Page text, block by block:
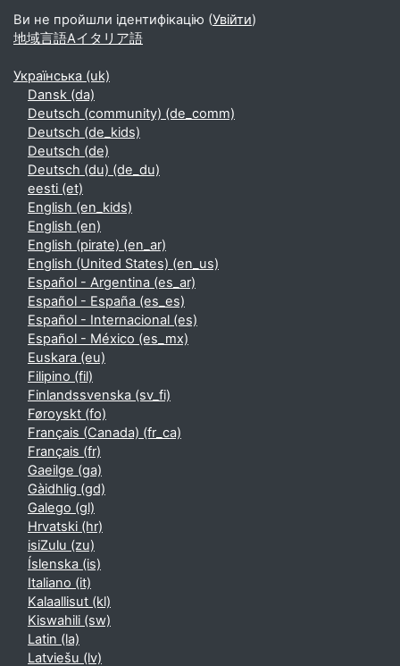
Ви не пройшли ідентифікацію (Увійти)
地域言語Aイタリア語
Українська ‎(uk)‎
Dansk ‎(da)‎
Deutsch (community) ‎(de_comm)‎
Deutsch ‎(de_kids)‎
Deutsch ‎(de)‎
Deutsch (du) ‎(de_du)‎
eesti ‎(et)‎
English ‎(en_kids)‎
English ‎(en)‎
English (pirate) ‎(en_ar)‎
English (United States) ‎(en_us)‎
Español - Argentina ‎(es_ar)‎
Español - España ‎(es_es)‎
Español - Internacional ‎(es)‎
Español - México ‎(es_mx)‎
Euskara ‎(eu)‎
Filipino ‎(fil)‎
Finlandssvenska ‎(sv_fi)‎
Føroyskt ‎(fo)‎
Français (Canada) ‎(fr_ca)‎
Français ‎(fr)‎
Gaeilge ‎(ga)‎
Gàidhlig ‎(gd)‎
Galego ‎(gl)‎
Hrvatski ‎(hr)‎
isiZulu ‎(zu)‎
Íslenska ‎(is)‎
Italiano ‎(it)‎
Kalaallisut ‎(kl)‎
Kiswahili ‎(sw)‎
Latin ‎(la)‎
Latviešu ‎(lv)‎